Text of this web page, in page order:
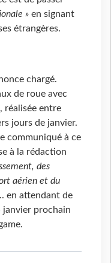
» en signant
étrangères.
chargé.
de roue avec
réalisée entre
jours de janvier.
communiqué à ce
à la rédaction
des
aérien et du
en attendant de
janvier prochain